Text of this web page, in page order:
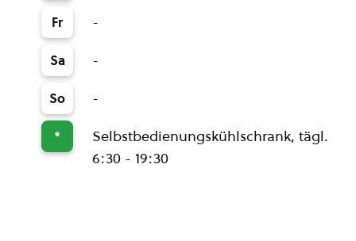
Fr -
Sa -
So -
*
Selbstbedienungskühlschrank, tägl.
6:30 - 19:30